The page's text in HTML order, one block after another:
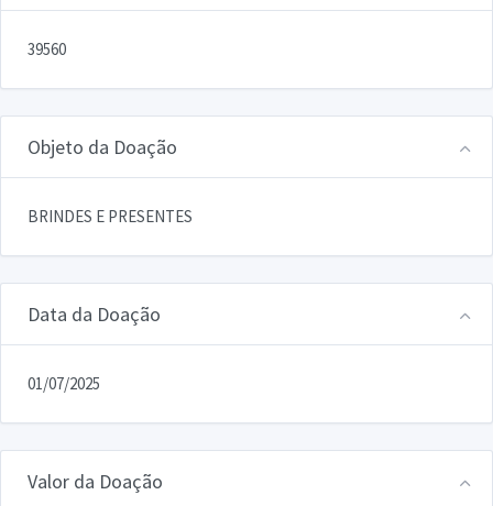
39560
Objeto da Doação
BRINDES E PRESENTES
Data da Doação
01/07/2025
Valor da Doação